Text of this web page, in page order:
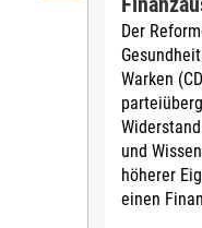
Der
Warken
und
höherer
einen